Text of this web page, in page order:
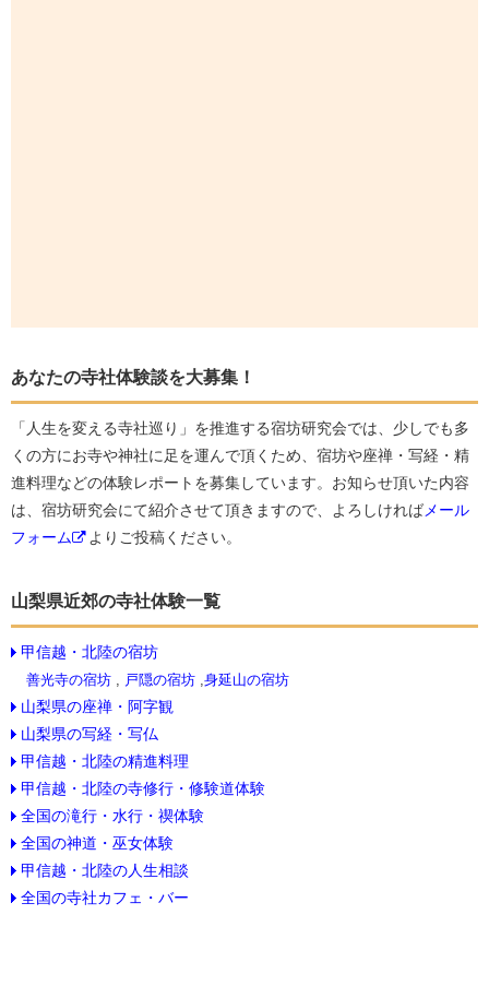
あなたの寺社体験談を大募集！
「人生を変える寺社巡り」を推進する宿坊研究会では、少しでも多
くの方にお寺や神社に足を運んで頂くため、宿坊や座禅・写経・精
進料理などの体験レポートを募集しています。お知らせ頂いた内容
は、宿坊研究会にて紹介させて頂きますので、よろしければメール
フォーム
よりご投稿ください。
山梨県近郊の寺社体験一覧
甲信越・北陸の宿坊
善光寺の宿坊 , 戸隠の宿坊 ,身延山の宿坊
山梨県の座禅・阿字観
山梨県の写経・写仏
甲信越・北陸の精進料理
甲信越・北陸の寺修行・修験道体験
全国の滝行・水行・禊体験
全国の神道・巫女体験
甲信越・北陸の人生相談
全国の寺社カフェ・バー